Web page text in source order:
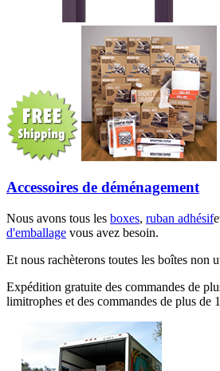
Accessoires de déménagement
Nous avons tous les boxes, ruban adhésif
d'emballage vous avez besoin.
Et nous rachèterons toutes les boîtes non
Expédition gratuite des commandes de
limitrophes et des commandes de plus de